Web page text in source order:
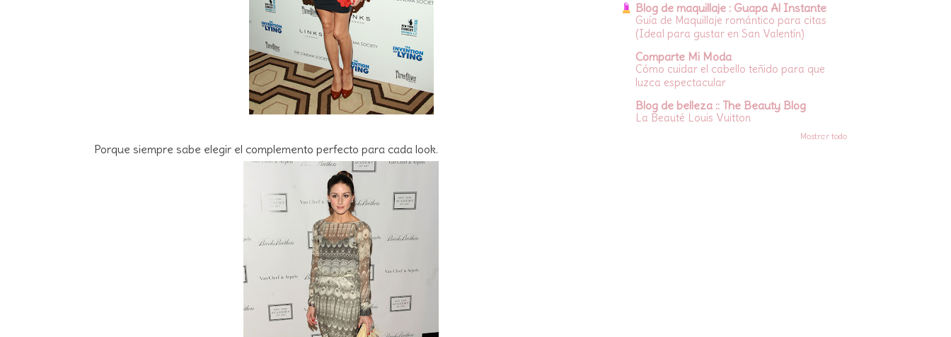
Porque siempre sabe elegir el complemento perfecto para cada look.
Blog de maquillaje : Guapa Al Instante
Guía de Maquillaje romántico para citas
(Ideal para gustar en San Valentín)
Comparte Mi Moda
Cómo cuidar el cabello teñido para que
luzca espectacular
Blog de belleza :: The Beauty Blog
La Beauté Louis Vuitton
Mostrar todo